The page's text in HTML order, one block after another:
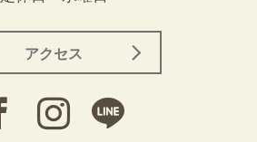
アクセス